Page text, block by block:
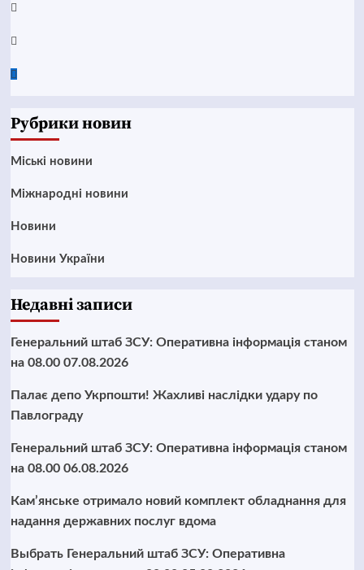
Instagram
Twitter
Google
Рубрики новин
Mіські новини
Міжнародні новини
Новини
Новини України
Недавні записи
Генеральний штаб ЗСУ: Оперативна інформація станом
на 08.00 07.08.2026
Палає депо Укрпошти! Жахливі наслідки удару по
Павлограду
Генеральний штаб ЗСУ: Оперативна інформація станом
на 08.00 06.08.2026
Кам’янське отримало новий комплект обладнання для
надання державних послуг вдома
Выбрать Генеральний штаб ЗСУ: Оперативна